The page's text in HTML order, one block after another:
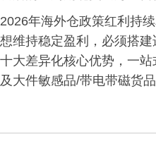
2026年海外仓政策红利持
想维持稳定盈利，必须搭
十大差异化核心优势，一
及大件敏感品/带电带磁货